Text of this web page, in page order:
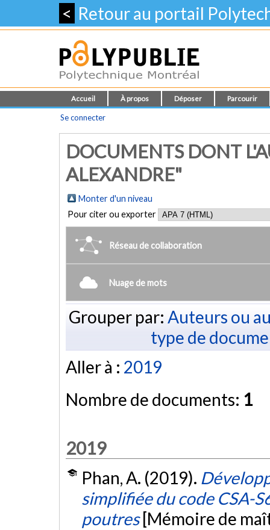
< Retour au portail
Accueil À propos Déposer Parcourir
Se connecter
DOCUMENTS DONT
ALEXANDRE"
Monter d'un niveau
Pour citer ou exporter
Réseau de collaboration
Nuage de mots
Grouper par: Auteurs ou
type de
Aller à : 2019
Nombre de documents: 1
2019
Phan, A. (2019).
simplifiée du code CSA-
poutres [Mémoire de